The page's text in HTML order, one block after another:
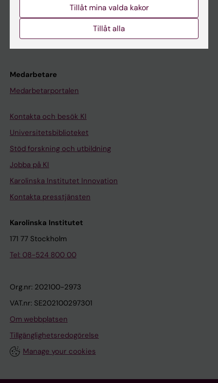
Kurs- och programwebbar
Medarbetare
Medarbetarportalen
Kontakta och besök KI
Universitetsbiblioteket
Stöd forskning och utbildning
Jobba på KI
Karolinska Institutet Innovation
Kontakta presstjänsten
Karolinska Institutet
171 77 Stockholm
Tel: 08-524 800 00
Org.nr: 202100-2973
VAT.nr: SE202100297301
Om webbplatsen
Tillgänglighetsredogörelse
Manage your cookies
Tillåt mina valda kakor
Tillåt alla